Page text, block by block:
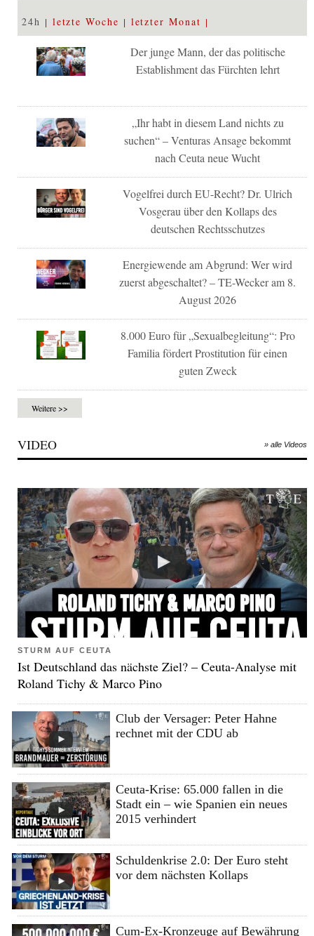
24h letzte Woche letzter Monat
Der junge Mann, der das politische
Establishment das Fürchten lehrt
„Ihr habt in diesem Land nichts zu
suchen“ – Venturas Ansage bekommt
nach Ceuta neue Wucht
Vogelfrei durch EU-Recht? Dr. Ulrich
Vosgerau über den Kollaps des
deutschen Rechtsschutzes
Energiewende am Abgrund: Wer wird
zuerst abgeschaltet? – TE-Wecker am 8.
August 2026
8.000 Euro für „Sexualbegleitung“: Pro
Familia fördert Prostitution für einen
guten Zweck
Weitere >>
VIDEO » alle Videos
STURM AUF CEUTA
Ist Deutschland das nächste Ziel? – Ceuta-Analyse mit
Roland Tichy & Marco Pino
Club der Versager: Peter Hahne
rechnet mit der CDU ab
Ceuta-Krise: 65.000 fallen in die
Stadt ein – wie Spanien ein neues
2015 verhindert
Schuldenkrise 2.0: Der Euro steht
vor dem nächsten Kollaps
Cum-Ex-Kronzeuge auf Bewährung